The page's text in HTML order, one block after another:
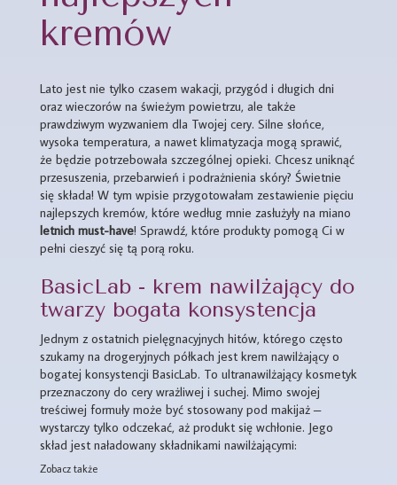
kremów
Lato jest nie tylko czasem wakacji, przygód i długich dni
oraz wieczorów na świeżym powietrzu, ale także
prawdziwym wyzwaniem dla Twojej cery. Silne słońce,
wysoka temperatura, a nawet klimatyzacja mogą sprawić,
że będzie potrzebowała szczególnej opieki. Chcesz uniknąć
przesuszenia, przebarwień i podrażnienia skóry? Świetnie
się składa! W tym wpisie przygotowałam zestawienie pięciu
najlepszych kremów, które według mnie zasłużyły na miano
letnich must-have! Sprawdź, które produkty pomogą Ci w
pełni cieszyć się tą porą roku.
BasicLab - krem nawilżający do
twarzy bogata konsystencja
Jednym z ostatnich pielęgnacyjnych hitów, którego często
szukamy na drogeryjnych półkach jest krem nawilżający o
bogatej konsystencji BasicLab. To ultranawilżający kosmetyk
przeznaczony do cery wrażliwej i suchej. Mimo swojej
treściwej formuły może być stosowany pod makijaż –
wystarczy tylko odczekać, aż produkt się wchłonie. Jego
skład jest naładowany składnikami nawilżającymi:
Zobacz także